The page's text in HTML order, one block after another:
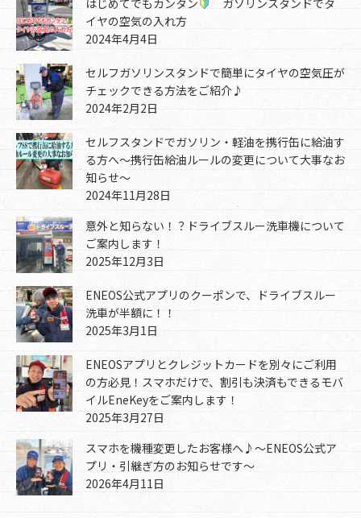
イヤの空気の入れ方
2024年4月4日
セルフガソリンスタンドで簡単にタイヤの空気圧が
チェックできる方法をご紹介♪
2024年2月2日
セルフスタンドでガソリン・軽油を携行缶に給油す
る方へ～携行缶給油ルールの変更について大事なお
知らせ～
2024年11月28日
意外と知らない！？ドライブスルー洗車機について
ご案内します！
2025年12月3日
ENEOS公式アプリのクーポンで、ドライブスルー
洗車が半額に！！
2025年3月1日
ENEOSアプリとクレジットカードを別々にご利用
の方必見！スマホだけで、割引も決済もできるモバ
イルEneKeyをご案内します！
2025年3月27日
スマホを機種変更したお客様へ♪～ENEOS公式ア
プリ・引継ぎ方のお知らせです～
2026年4月11日